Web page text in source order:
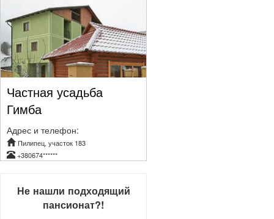
Частная усадьба
Гимба
Адрес и телефон:
Пилипец, участок 183
+380674******
Не нашли подходящий
пансионат?!